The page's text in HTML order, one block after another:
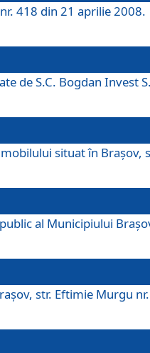
418 din 21 aprilie 2008.
de S.C. Bogdan Invest
situat în Braşov,
al Municipiului
str. Eftimie Murgu